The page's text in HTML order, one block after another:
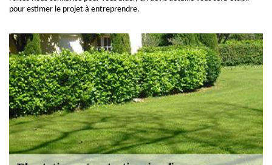
pour estimer le projet à entreprendre.